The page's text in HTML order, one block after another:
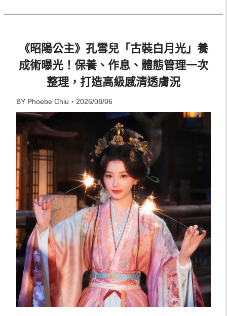
《昭陽公主》孔雪兒「古裝白月光」養
成術曝光！保養、作息、體態管理一次
整理，打造高級感清透膚況
BY Phoebe Chiu・2026/08/06